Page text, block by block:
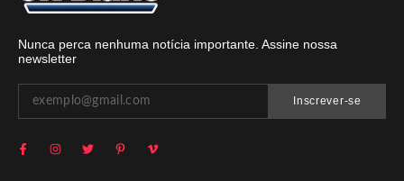
Nunca perca nenhuma notícia importante. Assine nossa
newsletter
Inscrever-se